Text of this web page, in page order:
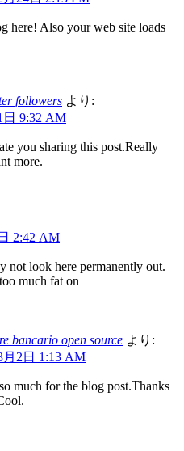
here! Also your web site loads
followers より:
日 9:32 AM
you sharing this post.Really
more.
2:42 AM
not look here permanently out.
much fat on
bancario open source より:
月2日 1:13 AM
much for the blog post.Thanks